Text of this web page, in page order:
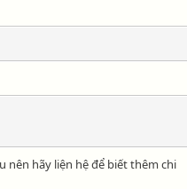
nên hãy liện hệ để biết thêm chi